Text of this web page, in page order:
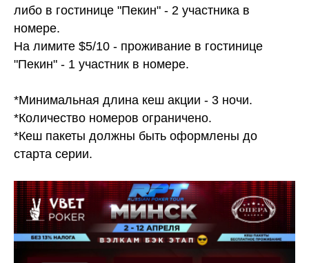
либо в гостинице "Пекин" - 2 участника в
номере.
На лимите $5/10 - проживание в гоcтинице
"Пекин" - 1 участник в номере.
*Минимальная длина кеш акции - 3 ночи.
*Количество номеров ограничено.
*Кеш пакеты должны быть оформлены до
старта серии.